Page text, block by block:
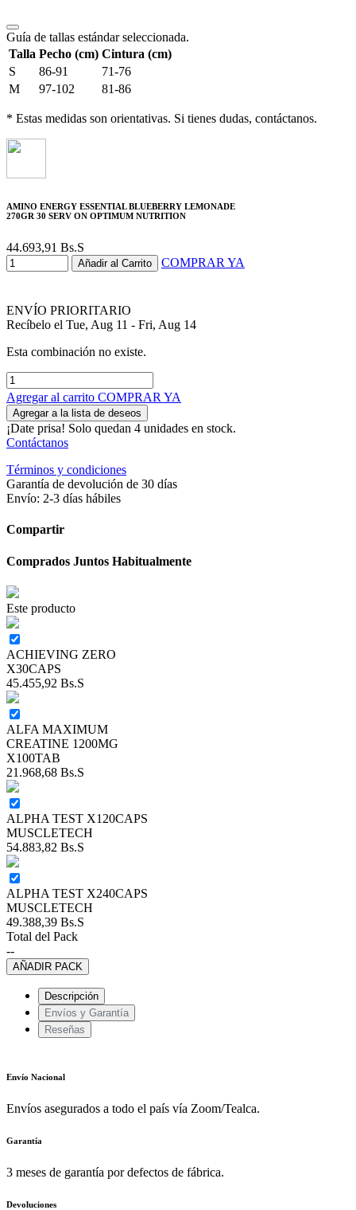
Guía de tallas estándar seleccionada.
Talla Pecho (cm) Cintura (cm)
S
86-91
71-76
M
97-102 81-86
* Estas medidas son orientativas. Si tienes dudas, contáctanos.
AMINO ENERGY ESSENTIAL BLUEBERRY LEMONADE
270GR 30 SERV ON OPTIMUM NUTRITION
44.693,91 Bs.S
Añadir al Carrito COMPRAR YA
ENVÍO PRIORITARIO
Recíbelo el Tue, Aug 11 - Fri, Aug 14
Esta combinación no existe.
Agregar al carrito COMPRAR YA
Agregar a la lista de deseos
¡Date prisa! Solo quedan 4 unidades en stock.
Contáctanos
Términos y condiciones
Garantía de devolución de 30 días
Envío: 2-3 días hábiles
Compartir
Comprados Juntos Habitualmente
Este producto
ACHIEVING ZERO
X30CAPS
45.455,92 Bs.S
ALFA MAXIMUM
CREATINE 1200MG
X100TAB
21.968,68 Bs.S
ALPHA TEST X120CAPS
MUSCLETECH
54.883,82 Bs.S
ALPHA TEST X240CAPS
MUSCLETECH
49.388,39 Bs.S
Total del Pack
--
AÑADIR PACK
Descripción
Envíos y Garantía
Reseñas
Envío Nacional
Envíos asegurados a todo el país vía Zoom/Tealca.
Garantía
3 meses de garantía por defectos de fábrica.
Devoluciones